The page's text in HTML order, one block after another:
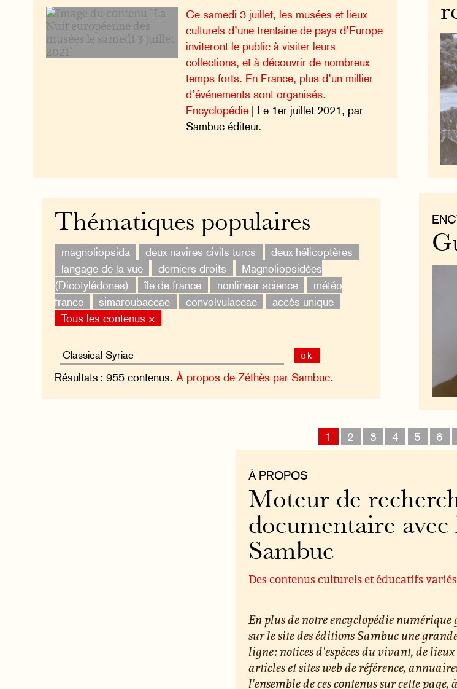
Ce samedi 3 juillet, les musées et lieux
culturels d’une trentaine de pays d’Europe
inviteront le public à visiter leurs
collections, et à découvrir de nombreux
temps forts. En France, plus d’un millier
d’événements sont organisés.
Encyclopédie | Le 1er juillet 2021, par
Sambuc éditeur.
Thématiques populaires
magnoliopsida deux navires civils turcs
deux hélicoptères
langage de la vue
derniers droits
Magnoliopsidées
(Dicotylédones)
île de france nonlinear science
météo
france
simaroubaceae convolvulaceae
accès unique
Tous les contenus ×
ok
Résultats : 955 contenus. À propos de Zéthès par Sambuc.
1 2 3 4 5 6
À PROPOS
Moteur de
documentaire avec
Sambuc
Des contenus culturels et éducatifs variés
En plus de notre encyclopédie numérique
sur le site des éditions Sambuc une
ligne : notices d'espèces du vivant, de
articles et sites web de référence,
l'ensemble de ces contenus sur cette